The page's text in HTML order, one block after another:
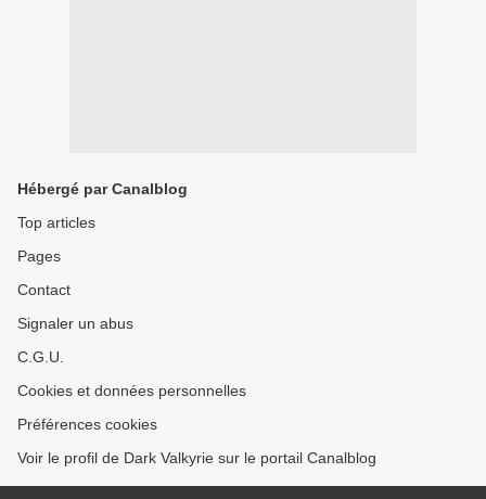
Hébergé par Canalblog
Top articles
Pages
Contact
Signaler un abus
C.G.U.
Cookies et données personnelles
Préférences cookies
Voir le profil de Dark Valkyrie sur le portail Canalblog